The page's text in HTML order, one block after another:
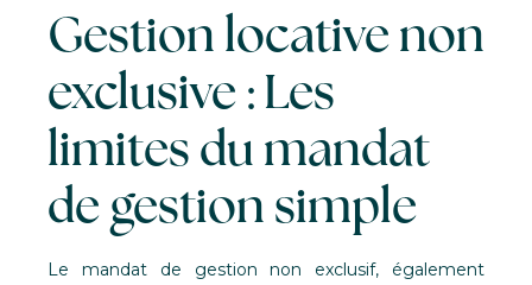
Gestion locative non
exclusive : Les
limites du mandat
de gestion simple
Le mandat de gestion non exclusif, également